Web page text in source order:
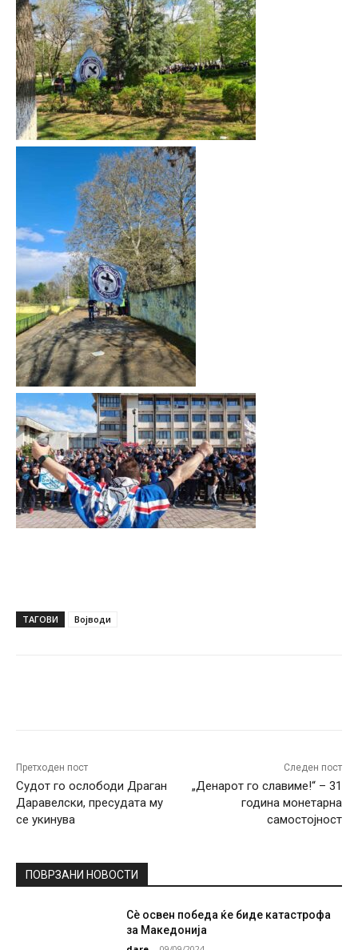
ТАГОВИ Војводи
Претходен пост
Судот го ослободи Драган
Даравелски, пресудата му
се укинува
Следен пост
„Денарот го славиме!“ – 31
година монетарна
самостојност
ПОВРЗАНИ НОВОСТИ
Сè освен победа ќе биде катастрофа
за Македонија